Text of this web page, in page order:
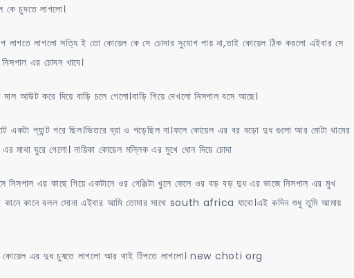
কে চুদতে লাগলো।
লাগতে লাগলো সত্যি ই তো কোয়েল কে সে চোদার সুযোগ পায় না,তাই কোয়েল ঠিক করলো এইবার সে
এর চোদন খাবে।
আউট করে দিয়ে বাড়ি চলে গেলো।বাড়ি গিয়ে দেখলো নিসপাল বসে আছে।
একটা প্যান্ট পরে ছিল।ভিতরে ব্রা ও পড়েছিল না।ফলে কোয়েল এর বর বড়ো দুধ গুলো আর মোটা থামের
মাথা ঘুরে গেলো। নায়িকা কোয়েল মল্লিক এর মুখে ধোন দিয়ে চোদা
নিসপাল এর কাছে গিয়ে একটানে ওর গেঞ্জিটা খুলে ফেলে ওর বড় বড় দুধ এর ভাজে নিসপাল এর মুখ
কানে কানে বলল সোনা এইবার আমি তোমার সাথে south africa যাবো।এই কদিন শুধু তুমি আমায়
কোয়েল এর দুধ চুষতে লাগলো আর থাই টিপতে লাগলো। new choti org